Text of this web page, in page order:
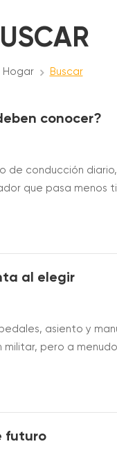
Hogar Buscar
conocer?
de conducción
que pasa menos
al elegir
asiento y
pero a
futuro